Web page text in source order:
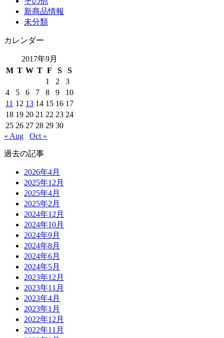
新商品情報
未分類
カレンダー
2017年9月
M T W T F S
S
1
2
3
4
5 6 7 8 9
10
11 12 13 14 15 16 17
18 19 20 21 22 23 24
25 26 27 28 29 30
« Aug
Oct »
過去の記事
2026年4月
2025年12月
2025年4月
2025年2月
2024年12月
2024年10月
2024年9月
2024年8月
2024年6月
2024年5月
2023年12月
2023年11月
2023年4月
2023年1月
2022年12月
2022年11月